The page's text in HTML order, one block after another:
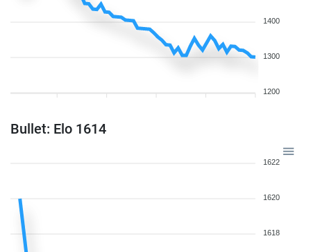
1400
1300
1200
Bullet: Elo 1614
1622
1620
1618